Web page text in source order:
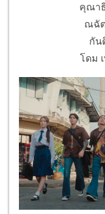
คุณา
ณฉั
กัน
โดม